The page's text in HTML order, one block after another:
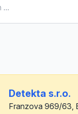
Detekta s.r.o.
Franzova 969/63,